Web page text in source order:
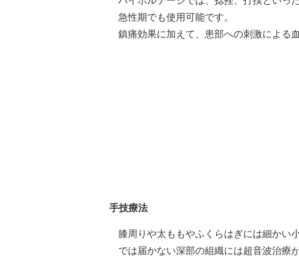
急性期でも使用可能です。
鎮痛効果に加えて、患部への刺激による
手技療法
膝周りや太ももやふくらはぎには細かい
では届かない深部の組織には超音波治療